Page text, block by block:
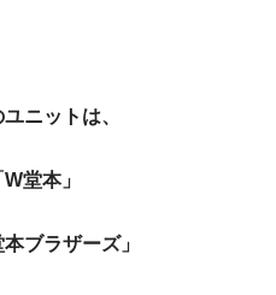
ニットは、
堂本」
ブラザーズ」